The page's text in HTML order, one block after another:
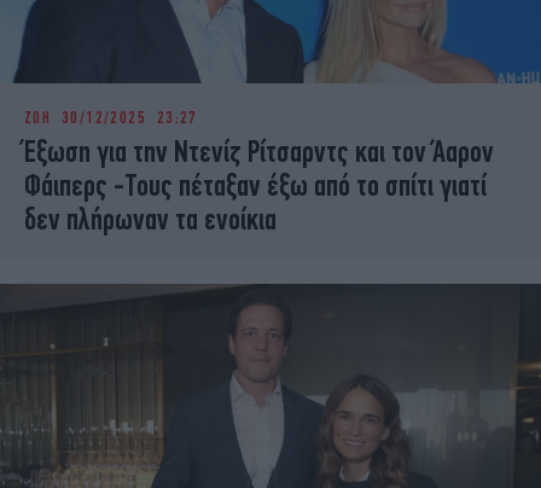
ΖΩΗ 30/12/2025 23:27
Έξωση για την Ντενίζ Ρίτσαρντς και τον Άαρον
Φάιπερς -Τους πέταξαν έξω από το σπίτι γιατί
δεν πλήρωναν τα ενοίκια